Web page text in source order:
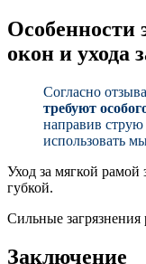
Особенности
окон и ухода
Согласно
требуют
направив
использовать
Уход за мягкой
губкой.
Сильные загрязнения
Заключение